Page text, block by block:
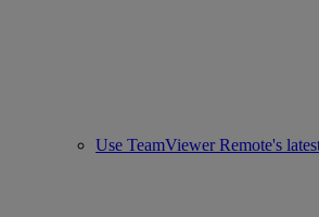
Use TeamViewer Remote's